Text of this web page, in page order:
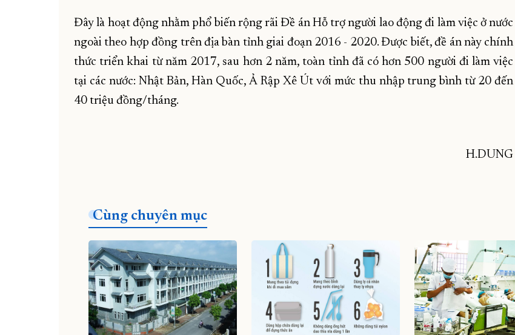
Đây là hoạt động nhằm phổ biến rộng rãi Đề án Hỗ trợ người lao động đi làm việc ở nước
ngoài theo hợp đồng trên địa bàn tỉnh giai đoạn 2016 - 2020. Được biết, đề án này chính
thức triển khai từ năm 2017, sau hơn 2 năm, toàn tỉnh đã có hơn 500 người đi làm việc
tại các nước: Nhật Bản, Hàn Quốc, Ả Rập Xê Út với mức thu nhập trung bình từ 20 đến
40 triệu đồng/tháng.
H.DUNG
Cùng chuyên mục